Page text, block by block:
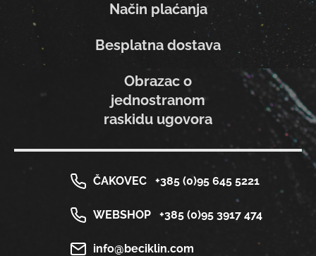
Način plaćanja
Besplatna dostava
Obrazac o
jednostranom
raskidu ugovora
ČAKOVEC +385 (0)95 645 5221
WEBSHOP +385 (0)95 3917 474
info@beciklin.com